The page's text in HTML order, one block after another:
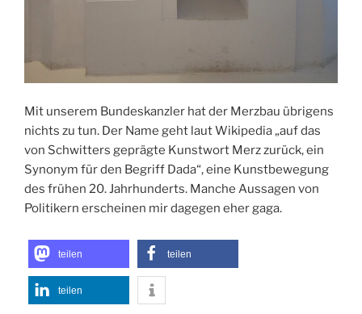
Mit unserem Bundeskanzler hat der Merzbau übrigens
nichts zu tun. Der Name geht laut Wikipedia „auf das
von Schwitters geprägte Kunstwort Merz zurück, ein
Synonym für den Begriff Dada“, eine Kunstbewegung
des frühen 20. Jahrhunderts. Manche Aussagen von
Politikern erscheinen mir dagegen eher gaga.
teilen teilen
teilen